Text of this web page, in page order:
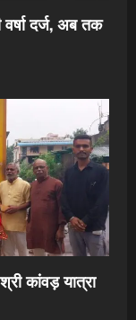
दर्ज, अब तक
कांवड़ यात्रा